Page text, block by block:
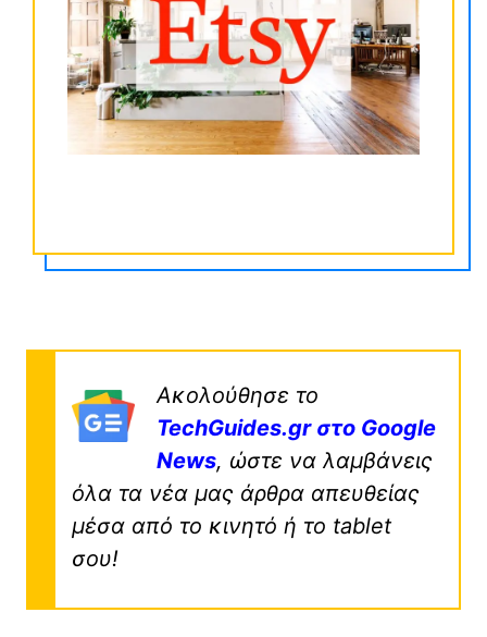
Ακολούθησε το
TechGuides.gr στο Google
News, ώστε να λαμβάνεις
όλα τα νέα μας άρθρα απευθείας
μέσα από το κινητό ή το tablet
σου!